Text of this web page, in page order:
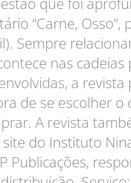
“Carne, Osso”,
Sempre
nas cadeias
a
de se escolher o
A revista
do Instituto
Publicações,